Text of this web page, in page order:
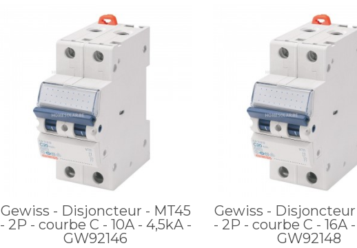
Gewiss - Disjoncteur - MT45
- 2P - courbe C - 10A - 4,5kA -
GW92146
Gewiss - Disjoncteur
- 2P - courbe C - 16A
GW92148